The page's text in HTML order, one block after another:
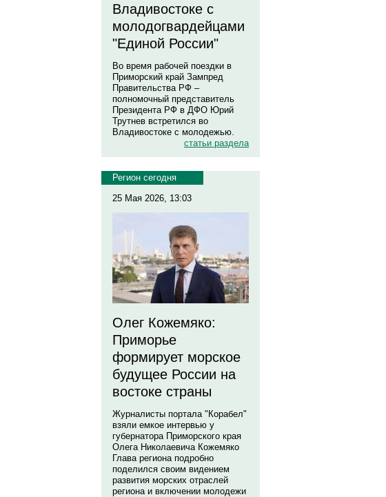
Владивостоке с
молодогвардейцами
"Единой России"
Во время рабочей поездки в
Приморский край Зампред
Правительства РФ –
полномочный представитель
Президента РФ в ДФО Юрий
Трутнев встретился во
Владивостоке с молодежью.
статьи раздела
Регион сегодня
25 Мая 2026, 13:03
Олег Кожемяко:
Приморье
формирует морское
будущее России на
востоке страны
Журналисты портала "Корабел"
взяли емкое интервью у
губернатора Приморского края
Олега Николаевича Кожемяко
Глава региона подробно
поделился своим видением
развития морских отраслей
региона и включении молодежи